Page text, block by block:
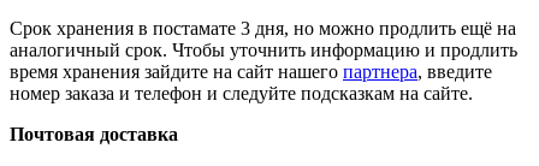
Срок хранения в постамате 3 дня, но можно продлить ещё на
аналогичный срок. Чтобы уточнить информацию и продлить
время хранения зайдите на сайт нашего партнера, введите
номер заказа и телефон и следуйте подсказкам на сайте.
Почтовая доставка